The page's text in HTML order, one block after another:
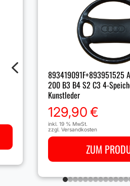
893419091F+893951525
200 B3 B4 S2 C3 4-
Kunstleder
129,90€
inkl. 19 % MwSt.
zzgl. Versandkosten
ZUM
4